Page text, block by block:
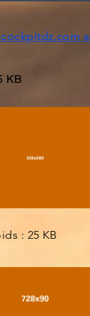
KB
: 25 KB